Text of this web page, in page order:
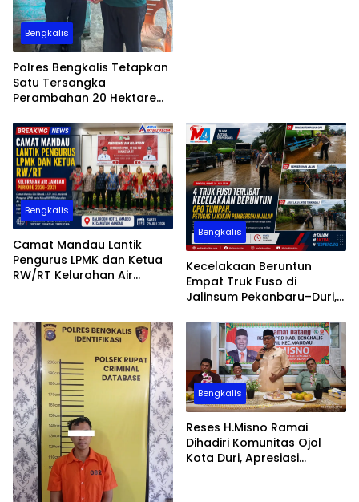
Bengkalis
Polres Bengkalis Tetapkan
Satu Tersangka
Perambahan 20 Hektare
SPM
Bengkalis
Camat Mandau Lantik
Pengurus LPMK dan Ketua
RW/RT Kelurahan Air
Bengkalis
Kecelakaan Beruntun
Empat Truk Fuso di
Jalinsum Pekanbaru–Duri,
Badan Jalan
Bengkalis
Reses H.Misno Ramai
Dihadiri Komunitas Ojol
Kota Duri, Apresiasi